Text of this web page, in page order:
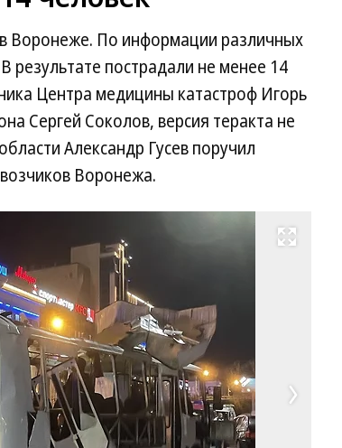
Воронеже. По информации различных
результате пострадали не менее 14
Центра медицины катастроф Игорь
Сергей Соколов, версия теракта не
Александр Гусев поручил
Воронежа.
Развернуть на весь экран